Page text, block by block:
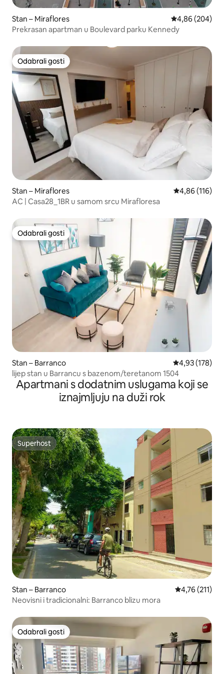
Stan – Miraflores Prosječna
4,86 (204)
Prekrasan apartman u Boulevard parku Kennedy
Odabrali gosti
Odabrali gosti
Stan – Miraflores Prosječna
4,86 (116)
AC | Casa28_1BR u samom srcu Mirafloresa
Odabrali gosti
Odabrali gosti
Stan – Barranco Prosječna
4,93 (178)
lijep stan u Barrancu s bazenom/teretanom 1504
Apartmani s dodatnim uslugama koji se
iznajmljuju na duži rok
Superhost
Superhost
Stan – Barranco Prosječna
4,76 (211)
Neovisni i tradicionalni: Barranco blizu mora
Odabrali gosti
Odabrali gosti